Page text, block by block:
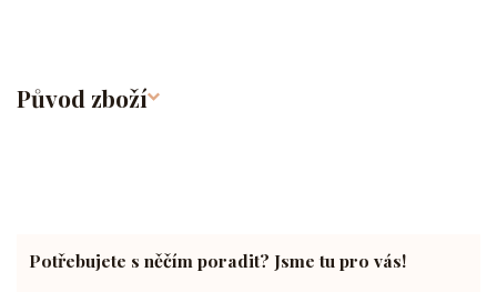
Původ zboží
Potřebujete s něčím poradit? Jsme tu pro vás!